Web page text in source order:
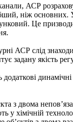
АСР
ніж
Це
АСР слід
задану якість
з двома
хімічній